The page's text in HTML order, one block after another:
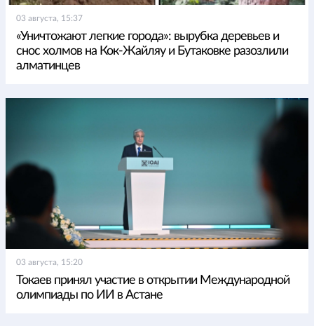
03 августа, 15:37
«Уничтожают легкие города»: вырубка деревьев и
снос холмов на Кок-Жайляу и Бутаковке разозлили
алматинцев
03 августа, 15:20
Токаев принял участие в открытии Международной
олимпиады по ИИ в Астане